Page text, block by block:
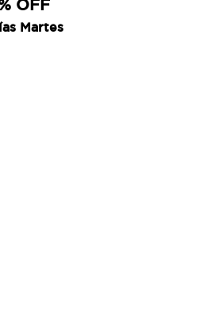
OFF
Martes